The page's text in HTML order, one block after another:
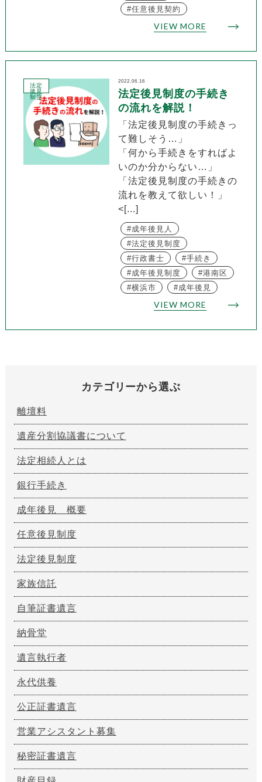
任意後見契約
VIEW MORE
法定
後見
制度
2022.06.16
法定後見制度の手続き
の流れを解説！
「法定後見制度の手続きっ
て難しそう…」
「何から手続きをすればよ
いのか分からない…」
「法定後見制度の手続きの
流れを教えて欲しい！」
<[...]
成年後見人
法定後見制度
行政書士
手続き
成年後見制度
港南区
横浜市
成年後見
VIEW MORE
カテゴリーから選ぶ
離壇料
遺産分割協議書について
法定相続人とは
銀行手続き
成年後見 概要
任意後見制度
法定後見制度
家族信託
自筆証書遺言
納骨堂
遺言執行者
永代供養
公正証書遺言
営業アシスタント募集
秘密証書遺言